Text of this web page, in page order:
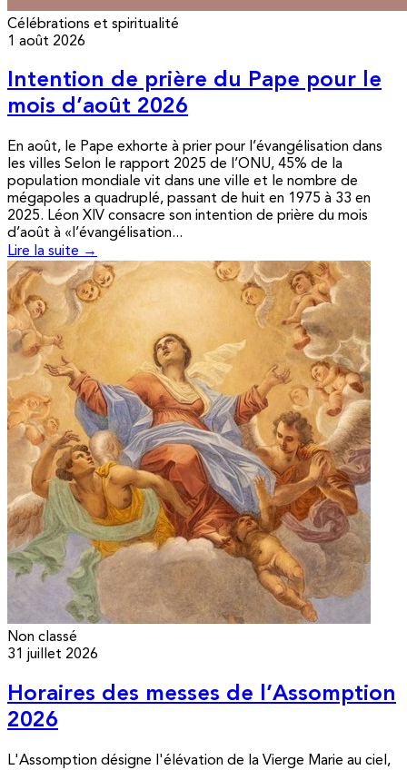
Célébrations et spiritualité
1 août 2026
Intention de prière du Pape pour le
mois d’août 2026
En août, le Pape exhorte à prier pour l’évangélisation dans
les villes Selon le rapport 2025 de l’ONU, 45% de la
population mondiale vit dans une ville et le nombre de
mégapoles a quadruplé, passant de huit en 1975 à 33 en
2025. Léon XIV consacre son intention de prière du mois
d’août à «l’évangélisation...
Lire la suite →
Non classé
31 juillet 2026
Horaires des messes de l’Assomption
2026
L'Assomption désigne l'élévation de la Vierge Marie au ciel,